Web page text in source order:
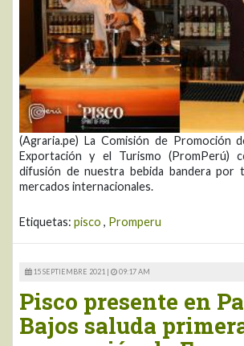
(Agraria.pe) La Comisión de Promoción
Exportación y el Turismo (PromPerú)
difusión de nuestra bebida bandera
mercados internacionales.
Etiquetas: pisco , Promperu
15 SEPTIEMBRE 2021 | 09:17 AM
Pisco presente en
Bajos saluda